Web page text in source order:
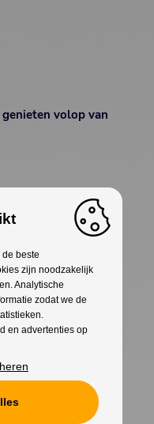
volop van
beste
zijn noodzakelijk
Analytische
zodat we de
en advertenties op